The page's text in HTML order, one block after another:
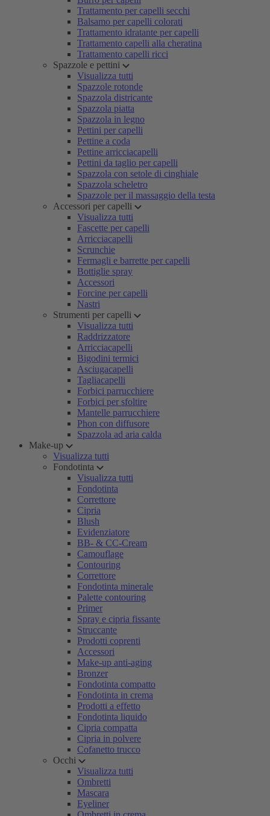
Trattamento per capelli secchi
Balsamo per capelli colorati
Trattamento idratante per capelli
Trattamento capelli alla cheratina
Trattamento capelli ricci
Spazzole e pettini
Visualizza tutti
Spazzole rotonde
Spazzola districante
Spazzola piatta
Spazzola in legno
Pettini per capelli
Pettine a coda
Pettine arricciacapelli
Pettini da taglio per capelli
Spazzola con setole di cinghiale
Spazzola scheletro
Spazzole per il massaggio della testa
Accessori per capelli
Visualizza tutti
Fascette per capelli
Arricciacapelli
Scrunchie
Fermagli e barrette per capelli
Bottiglie spray
Accessori
Forcine per capelli
Nastri
Strumenti per capelli
Visualizza tutti
Raddrizzatore
Arricciacapelli
Bigodini termici
Asciugacapelli
Tagliacapelli
Forbici parrucchiere
Forbici per sfoltire
Mantelle parrucchiere
Phon con diffusore
Spazzola ad aria calda
Make-up
Visualizza tutti
Fondotinta
Visualizza tutti
Fondotinta
Correttore
Cipria
Blush
Evidenziatore
BB- & CC-Cream
Camouflage
Contouring
Correttore
Fondotinta minerale
Palette contouring
Primer
Spray e cipria fissante
Struccante
Prodotti coprenti
Accessori
Make-up anti-aging
Bronzer
Fondotinta compatto
Fondotinta in crema
Prodotti a effetto
Fondotinta liquido
Cipria compatta
Cipria in polvere
Cofanetto trucco
Occhi
Visualizza tutti
Ombretti
Mascara
Eyeliner